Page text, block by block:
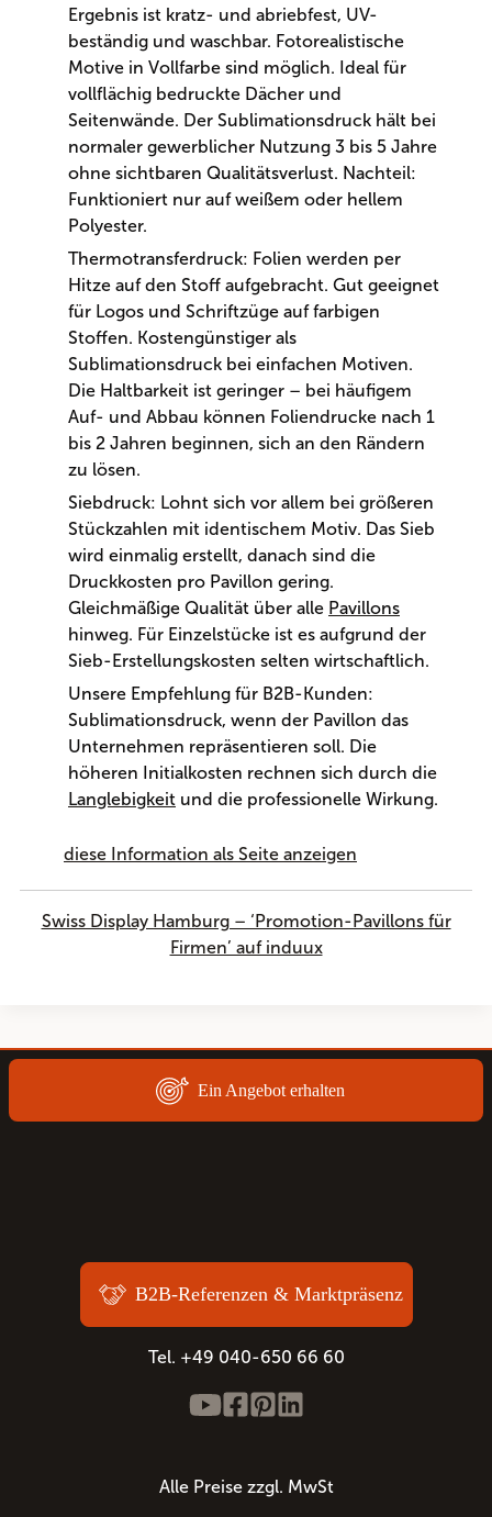
Ergebnis ist kratz- und abriebfest, UV-
beständig und waschbar. Fotorealistische
Motive in Vollfarbe sind möglich. Ideal für
vollflächig bedruckte Dächer und
Seitenwände. Der Sublimationsdruck hält bei
normaler gewerblicher Nutzung 3 bis 5 Jahre
ohne sichtbaren Qualitätsverlust. Nachteil:
Funktioniert nur auf weißem oder hellem
Polyester.
Thermotransferdruck: Folien werden per
Hitze auf den Stoff aufgebracht. Gut geeignet
für Logos und Schriftzüge auf farbigen
Stoffen. Kostengünstiger als
Sublimationsdruck bei einfachen Motiven.
Die Haltbarkeit ist geringer – bei häufigem
Auf- und Abbau können Foliendrucke nach 1
bis 2 Jahren beginnen, sich an den Rändern
zu lösen.
Siebdruck: Lohnt sich vor allem bei größeren
Stückzahlen mit identischem Motiv. Das Sieb
wird einmalig erstellt, danach sind die
Druckkosten pro Pavillon gering.
Gleichmäßige Qualität über alle Pavillons
hinweg. Für Einzelstücke ist es aufgrund der
Sieb-Erstellungskosten selten wirtschaftlich.
Unsere Empfehlung für B2B-Kunden:
Sublimationsdruck, wenn der Pavillon das
Unternehmen repräsentieren soll. Die
höheren Initialkosten rechnen sich durch die
Langlebigkeit und die professionelle Wirkung.
diese Information als Seite anzeigen
Swiss Display Hamburg – ‘Promotion-Pavillons für
Firmen’ auf induux
Ein Angebot erhalten
B2B-Referenzen & Marktpräsenz
Tel. +49 040-650 66 60
Alle Preise zzgl. MwSt